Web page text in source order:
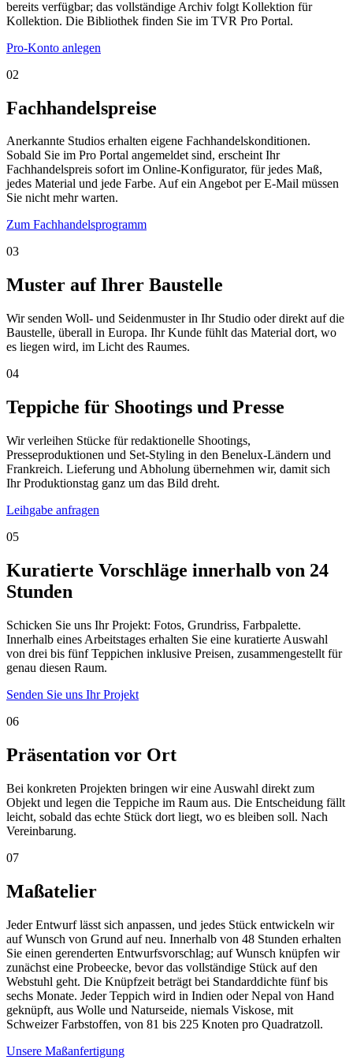
bereits verfügbar; das vollständige Archiv folgt Kollektion für
Kollektion. Die Bibliothek finden Sie im TVR Pro Portal.
Pro-Konto anlegen
02
Fachhandelspreise
Anerkannte Studios erhalten eigene Fachhandelskonditionen.
Sobald Sie im Pro Portal angemeldet sind, erscheint Ihr
Fachhandelspreis sofort im Online-Konfigurator, für jedes Maß,
jedes Material und jede Farbe. Auf ein Angebot per E-Mail müssen
Sie nicht mehr warten.
Zum Fachhandelsprogramm
03
Muster auf Ihrer Baustelle
Wir senden Woll- und Seidenmuster in Ihr Studio oder direkt auf die
Baustelle, überall in Europa. Ihr Kunde fühlt das Material dort, wo
es liegen wird, im Licht des Raumes.
04
Teppiche für Shootings und Presse
Wir verleihen Stücke für redaktionelle Shootings,
Presseproduktionen und Set-Styling in den Benelux-Ländern und
Frankreich. Lieferung und Abholung übernehmen wir, damit sich
Ihr Produktionstag ganz um das Bild dreht.
Leihgabe anfragen
05
Kuratierte Vorschläge innerhalb von 24
Stunden
Schicken Sie uns Ihr Projekt: Fotos, Grundriss, Farbpalette.
Innerhalb eines Arbeitstages erhalten Sie eine kuratierte Auswahl
von drei bis fünf Teppichen inklusive Preisen, zusammengestellt für
genau diesen Raum.
Senden Sie uns Ihr Projekt
06
Präsentation vor Ort
Bei konkreten Projekten bringen wir eine Auswahl direkt zum
Objekt und legen die Teppiche im Raum aus. Die Entscheidung fällt
leicht, sobald das echte Stück dort liegt, wo es bleiben soll. Nach
Vereinbarung.
07
Maßatelier
Jeder Entwurf lässt sich anpassen, und jedes Stück entwickeln wir
auf Wunsch von Grund auf neu. Innerhalb von 48 Stunden erhalten
Sie einen gerenderten Entwurfsvorschlag; auf Wunsch knüpfen wir
zunächst eine Probeecke, bevor das vollständige Stück auf den
Webstuhl geht. Die Knüpfzeit beträgt bei Standarddichte fünf bis
sechs Monate. Jeder Teppich wird in Indien oder Nepal von Hand
geknüpft, aus Wolle und Naturseide, niemals Viskose, mit
Schweizer Farbstoffen, von 81 bis 225 Knoten pro Quadratzoll.
Unsere Maßanfertigung